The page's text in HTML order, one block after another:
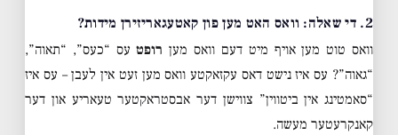
2. די שאלה: וואס האט מען פון קאטעגאריזירן מידות?
וואס טוט מען אויף מיט דעם וואס מען רופטעס “כעס”, “תאוה”,
“גאוה”? עס איז נישט דאס עקזאקטע וואס מען זעט אין לעבן – עס איז
“סאמטינג אין ביטווין” צווישן דער אבסטראקטער טעאריע און דער
קאנקרעטער מעשה.